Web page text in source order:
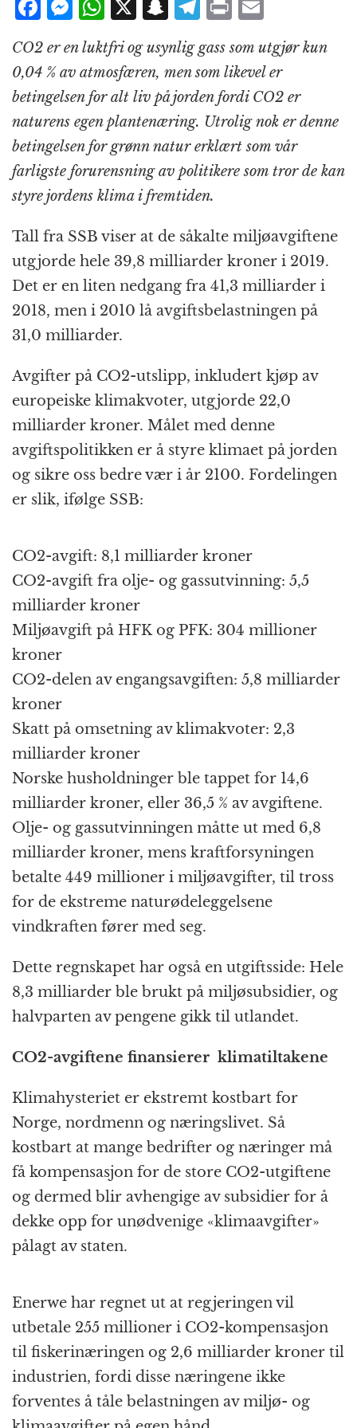
F
a
c
e
b
o
o
k
M
e
ss
e
n
g
e
r
W
h
at
s
A
p
p
X S
n
a
p
c
h
at
T
e
g
r
a
m
P
n
t
m
ai
l
CO2 er en luktfri og usynlig gass som utgjør kun
0,04 % av atmosfæren, men som likevel er
betingelsen for alt liv på jorden fordi CO2 er
naturens egen plantenæring. Utrolig nok er denne
betingelsen for grønn natur erklært som vår
farligste forurensning av politikere som tror de kan
styre jordens klima i fremtiden.
Tall fra SSB viser at de såkalte miljøavgiftene
utgjorde hele 39,8 milliarder kroner i 2019.
Det er en liten nedgang fra 41,3 milliarder i
2018, men i 2010 lå avgiftsbelastningen på
31,0 milliarder.
Avgifter på CO2-utslipp, inkludert kjøp av
europeiske klimakvoter, utgjorde 22,0
milliarder kroner. Målet med denne
avgiftspolitikken er å styre klimaet på jorden
og sikre oss bedre vær i år 2100. Fordelingen
er slik, ifølge SSB:
CO2-avgift: 8,1 milliarder kroner
CO2-avgift fra olje- og gassutvinning: 5,5
milliarder kroner
Miljøavgift på HFK og PFK: 304 millioner
kroner
CO2-delen av engangsavgiften: 5,8 milliarder
kroner
Skatt på omsetning av klimakvoter: 2,3
milliarder kroner
Norske husholdninger ble tappet for 14,6
milliarder kroner, eller 36,5 % av avgiftene.
Olje- og gassutvinningen måtte ut med 6,8
milliarder kroner, mens kraftforsyningen
betalte 449 millioner i miljøavgifter, til tross
for de ekstreme naturødeleggelsene
vindkraften fører med seg.
Dette regnskapet har også en utgiftsside: Hele
8,3 milliarder ble brukt på miljøsubsidier, og
halvparten av pengene gikk til utlandet.
CO2-avgiftene finansierer klimatiltakene
Klimahysteriet er ekstremt kostbart for
Norge, nordmenn og næringslivet. Så
kostbart at mange bedrifter og næringer må
få kompensasjon for de store CO2-utgiftene
og dermed blir avhengige av subsidier for å
dekke opp for unødvenige «klimaavgifter»
pålagt av staten.
Enerwe har regnet ut at regjeringen vil
utbetale 255 millioner i CO2-kompensasjon
til fiskerinæringen og 2,6 milliarder kroner til
industrien, fordi disse næringene ikke
forventes å tåle belastningen av miljø- og